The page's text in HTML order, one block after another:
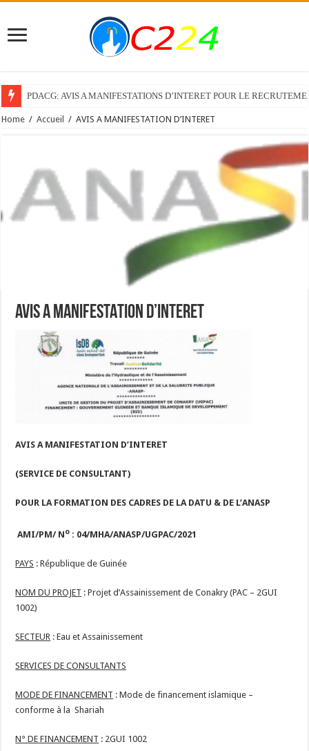
PDACG: AVIS A MANIFESTATIONS D’INTERET POUR LE
Home / Accueil / AVIS A MANIFESTATION D’INTERET
AVIS A MANIFESTATION D’INTERET
AVIS A MANIFESTATION D’INTERET
(SERVICE DE CONSULTANT)
POUR LA FORMATION DES CADRES DE LA DATU & DE L’ANASP
AMI/PM/ No : 04/MHA/ANASP/UGPAC/2021
PAYS : République de Guinée
NOM DU PROJET : Projet d’Assainissement de Conakry (PAC – 2GUI
1002)
SECTEUR : Eau et Assainissement
SERVICES DE CONSULTANTS
MODE DE FINANCEMENT : Mode de financement islamique –
conforme à la Shariah
N° DE FINANCEMENT : 2GUI 1002